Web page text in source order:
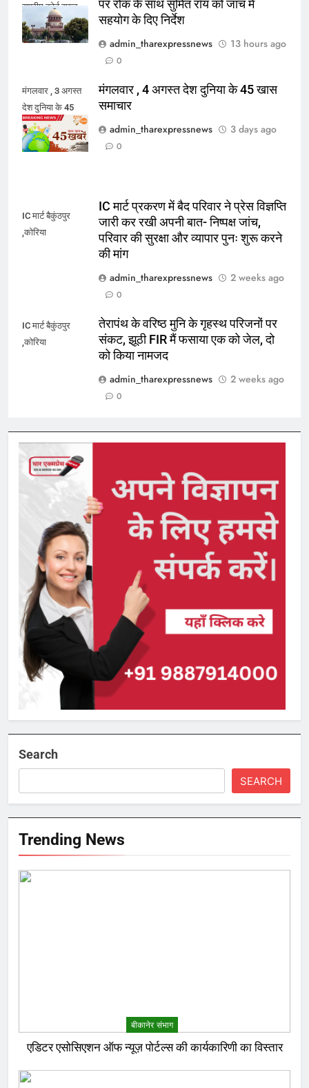
सुप्रीम कोर्ट सख्त
पर रोक के साथ सुमित रॉय को जांच में
सहयोग के दिए निर्देश
admin_tharexpressnews
13 hours ago
0
मंगलवार , 3 अगस्त
देश दुनिया के 45
खास समाचार
मंगलवार , 4 अगस्त देश दुनिया के 45 खास
समाचार
admin_tharexpressnews
3 days ago
0
IC मार्ट बैकुंठपुर
,कोरिया
IC मार्ट प्रकरण में बैद परिवार ने प्रेस विज्ञप्ति
जारी कर रखी अपनी बात- निष्पक्ष जांच,
परिवार की सुरक्षा और व्यापार पुनः शुरू करने
की मांग
admin_tharexpressnews
2 weeks ago
0
IC मार्ट बैकुंठपुर
,कोरिया
तेरापंथ के वरिष्ठ मुनि के गृहस्थ परिजनों पर
संकट, झूठी FIR मैं फसाया एक को जेल, दो
को किया नामजद
admin_tharexpressnews
2 weeks ago
0
Search
SEARCH
Trending News
बीकानेर संभाग
एडिटर एसोसिएशन ऑफ न्यूज़ पोर्टल्स की कार्यकारिणी का विस्तार